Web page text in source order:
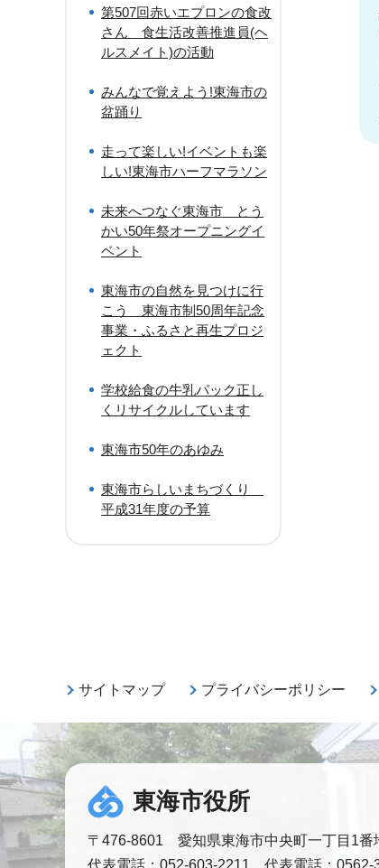
第507回赤いエプロンの食改
さん 食生活改善推進員(ヘ
ルスメイト)の活動
みんなで覚えよう!東海市の
盆踊り
走って楽しい!イベントも楽
しい!東海市ハーフマラソン
未来へつなぐ東海市 とう
かい50年祭オープニングイ
ベント
東海市の自然を見つけに行
こう 東海市制50周年記念
事業・ふるさと再生プロジ
ェクト
学校給食の牛乳パック正し
くリサイクルしています
東海市50年のあゆみ
東海市らしいまちづくり
平成31年度の予算
サイトマップ プライバシーポリシー
東海市役所
〒476-8601 愛知県東海市中央町一丁目1番
代表電話：052-603-2211 代表電話：0562-